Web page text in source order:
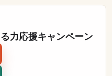
力応援キャンペーン